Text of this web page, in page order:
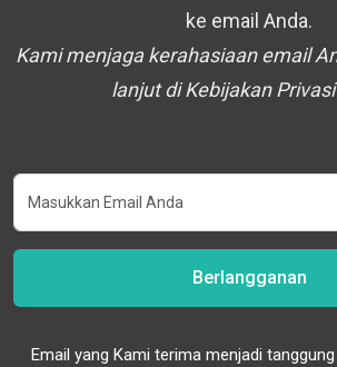
ke email Anda.
Kami menjaga kerahasiaan email
lanjut di Kebijakan
Berlangganan
Email yang Kami terima menjadi